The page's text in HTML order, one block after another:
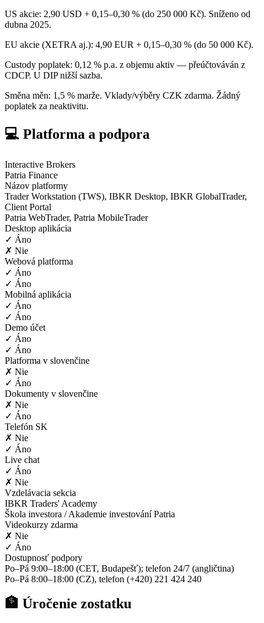
US akcie: 2,90 USD + 0,15–0,30 % (do 250 000 Kč). Sníženo od
dubna 2025.
EU akcie (XETRA aj.): 4,90 EUR + 0,15–0,30 % (do 50 000 Kč).
Custody poplatek: 0,12 % p.a. z objemu aktiv — přeúčtováván z
CDCP. U DIP nižší sazba.
Směna měn: 1,5 % marže. Vklady/výběry CZK zdarma. Žádný
poplatek za neaktivitu.
💻 Platforma a podpora
Interactive Brokers
Patria Finance
Názov platformy
Trader Workstation (TWS), IBKR Desktop, IBKR GlobalTrader,
Client Portal
Patria WebTrader, Patria MobileTrader
Desktop aplikácia
✓ Áno
✗ Nie
Webová platforma
✓ Áno
✓ Áno
Mobilná aplikácia
✓ Áno
✓ Áno
Demo účet
✓ Áno
✓ Áno
Platforma v slovenčine
✗ Nie
✓ Áno
Dokumenty v slovenčine
✗ Nie
✓ Áno
Telefón SK
✗ Nie
✓ Áno
Live chat
✓ Áno
✗ Nie
Vzdelávacia sekcia
IBKR Traders' Academy
Škola investora / Akademie investování Patria
Videokurzy zdarma
✗ Nie
✓ Áno
Dostupnosť podpory
Po–Pá 9:00–18:00 (CET, Budapešť); telefon 24/7 (angličtina)
Po–Pá 8:00–18:00 (CZ), telefon (+420) 221 424 240
🏦 Úročenie zostatku